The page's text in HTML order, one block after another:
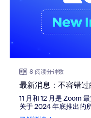
8 阅读分钟数
最新消息：不容错
11 月和 12 月是 Zoom
关于 2024 年底推出的